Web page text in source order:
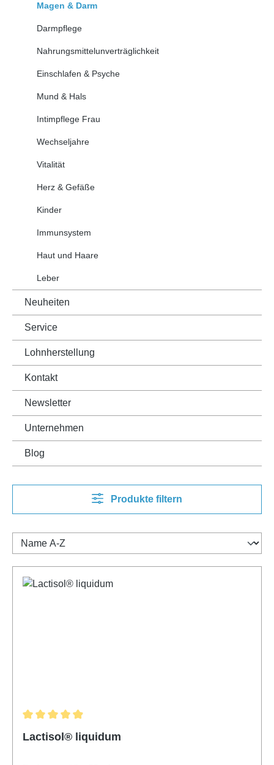
Magen & Darm
Darmpflege
Nahrungsmittelunverträglichkeit
Einschlafen & Psyche
Mund & Hals
Intimpflege Frau
Wechseljahre
Vitalität
Herz & Gefäße
Kinder
Immunsystem
Haut und Haare
Leber
Neuheiten
Service
Lohnherstellung
Kontakt
Newsletter
Unternehmen
Blog
Produkte filtern
Lactisol® liquidum